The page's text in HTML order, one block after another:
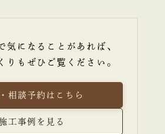
気になることがあれば、
りもぜひご覧ください。
相談予約はこちら
工事例を見る